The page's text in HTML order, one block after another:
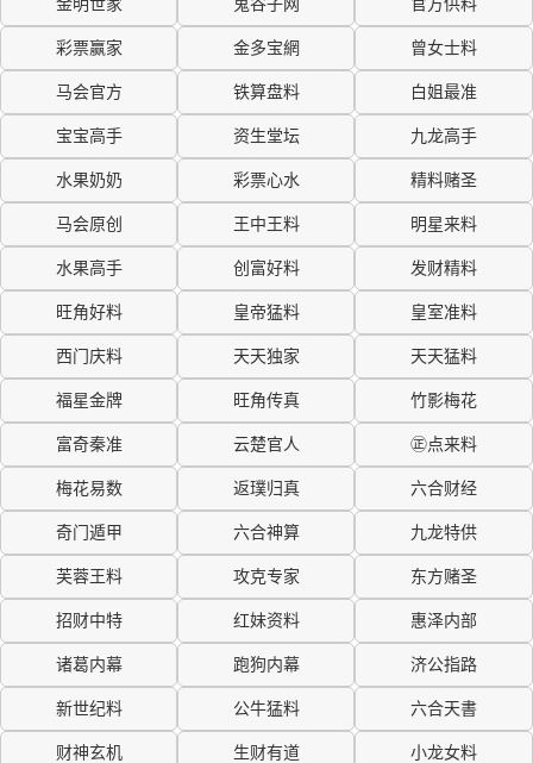
金明世家 鬼谷子网 官方供料
彩票赢家 金多宝網 曾女士料
马会官方 铁算盘料 白姐最准
宝宝高手 资生堂坛 九龙高手
水果奶奶 彩票心水 精料赌圣
马会原创 王中王料 明星来料
水果高手 创富好料 发财精料
旺角好料 皇帝猛料 皇室准料
西门庆料 天天独家 天天猛料
福星金牌 旺角传真 竹影梅花
富奇秦准 云楚官人 ㊣点来料
梅花易数 返璞归真 六合财经
奇门遁甲 六合神算 九龙特供
芙蓉王料 攻克专家 东方赌圣
招财中特 红妹资料 惠泽内部
诸葛内幕 跑狗内幕 济公指路
新世纪料 公牛猛料 六合天書
财神玄机 生财有道 小龙女料